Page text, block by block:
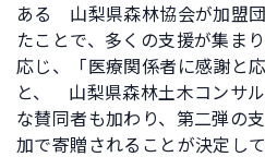
ある 山梨県森林協会が加盟
たことで、多くの支援が集ま
応じ、「医療関係者に感謝と
と、 山梨県森林土木コンサ
な賛同者も加わり、第二弾の
加で寄贈されることが決定して